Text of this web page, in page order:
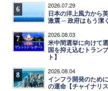
6 2026.07.29
日本の洋上風力から
激震 ─ 政府はもう潔
7 2026.08.03
米中間選挙に向けて
国を抑え込むトラン
ト】
8 2026.08.04
インフラ開発のため
の運命【チャイナリ